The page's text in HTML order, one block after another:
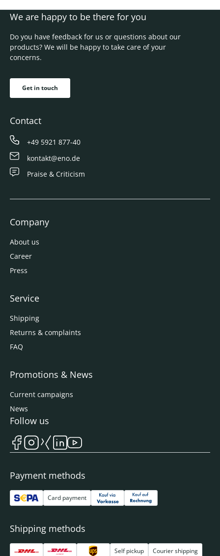
We are happy to be there for you
Do you have feedback for us or questions about our
products? We will be happy to take care of your
concerns.
Get in touch
Contact
+49 5921 877-40
kontakt@eno.de
Praise & Criticism
Company
About us
Career
Press
Service
Shipping
Returns & complaints
FAQ
Promotions & News
Current campaigns
News
Payment methods
Card payment
Shipping methods
Self pickup Courier shipping
Follow us